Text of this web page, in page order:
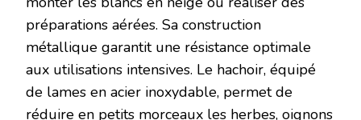
préparations aérées. Sa construction
métallique garantit une résistance optimale
aux utilisations intensives. Le hachoir, équipé
de lames en acier inoxydable, permet de
réduire en petits morceaux les herbes, oignons